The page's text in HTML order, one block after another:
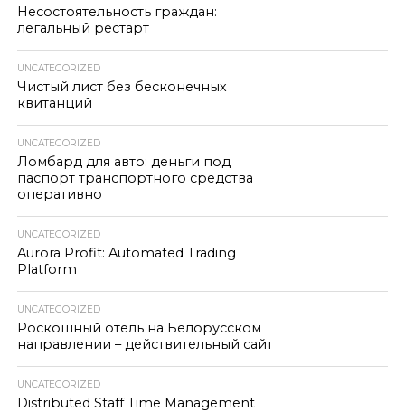
Несостоятельность граждан:
легальный рестарт
UNCATEGORIZED
Чистый лист без бесконечных
квитанций
UNCATEGORIZED
Ломбард для авто: деньги под
паспорт транспортного средства
оперативно
UNCATEGORIZED
Aurora Profit: Automated Trading
Platform
UNCATEGORIZED
Роскошный отель на Белорусском
направлении – действительный сайт
UNCATEGORIZED
Distributed Staff Time Management